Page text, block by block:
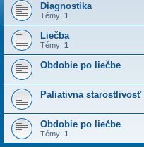
Diagnostika
Témy: 1
Liečba
Témy: 1
Obdobie po liečbe
Paliativna starostlivosť
Obdobie po liečbe
Témy: 1